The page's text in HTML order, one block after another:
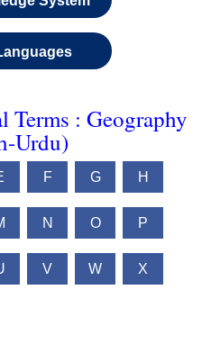
Terms : Geography
Urdu)
F G H
N O P
V W X